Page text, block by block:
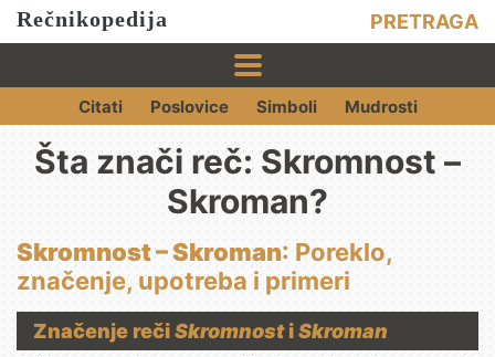
Rečnikopedija PRETRAGA
Citati Poslovice Simboli Mudrosti
Šta znači reč: Skromnost –
Skroman?
Skromnost – Skroman: Poreklo,
značenje, upotreba i primeri
Značenje rečiSkromnostiSkroman